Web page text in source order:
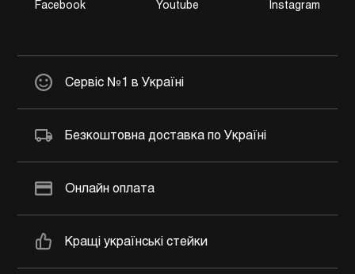
Facebook Youtube Instagram
Сервіс №1 в Україні
Безкоштовна доставка по Україні
Онлайн оплата
Кращі українські стейки